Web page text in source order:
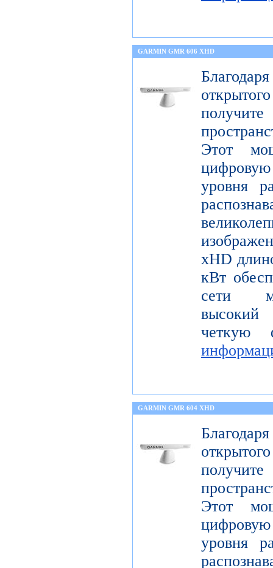
GARMIN GMR 606 XHD
Этот
уровня
xHD
кВт
сети
высокий
четкую
GARMIN GMR 604 XHD
Этот
уровня